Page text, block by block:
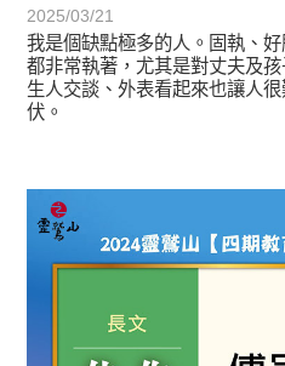
2025/03/21
我是個缺點極多的人。固執、
都非常執著，尤其是對丈夫及
生人交談、外表看起來也讓人
伏。